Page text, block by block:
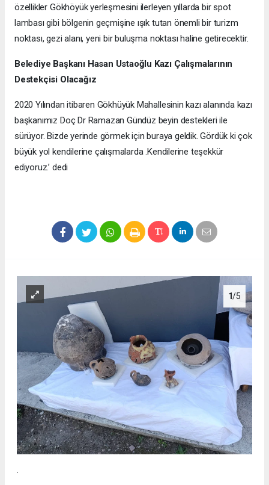
özellikler Gökhöyük yerleşmesini ilerleyen yıllarda bir spot
lambası gibi bölgenin geçmişine ışık tutan önemli bir turizm
noktası, gezi alanı, yeni bir buluşma noktası haline getirecektir.
Belediye Başkanı Hasan Ustaoğlu Kazı Çalışmalarının
Destekçisi Olacağız
2020 Yılından itibaren Gökhüyük Mahallesinin kazı alanında kazı
başkanımız Doç Dr Ramazan Gündüz beyin destekleri ile
sürüyor. Bizde yerinde görmek için buraya geldik. Gördük ki çok
büyük yol kendilerine çalışmalarda .Kendilerine teşekkür
ediyoruz.’ dedi
1/5